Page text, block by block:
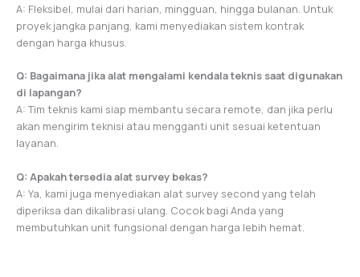
A: Fleksibel, mulai dari harian, mingguan, hingga bulanan. Untuk
proyek jangka panjang, kami menyediakan sistem kontrak
dengan harga khusus.
Q: Bagaimana jika alat mengalami kendala teknis saat digunakan
di lapangan?
A: Tim teknis kami siap membantu secara remote, dan jika perlu
akan mengirim teknisi atau mengganti unit sesuai ketentuan
layanan.
Q: Apakah tersedia alat survey bekas?
A: Ya, kami juga menyediakan alat survey second yang telah
diperiksa dan dikalibrasi ulang. Cocok bagi Anda yang
membutuhkan unit fungsional dengan harga lebih hemat.